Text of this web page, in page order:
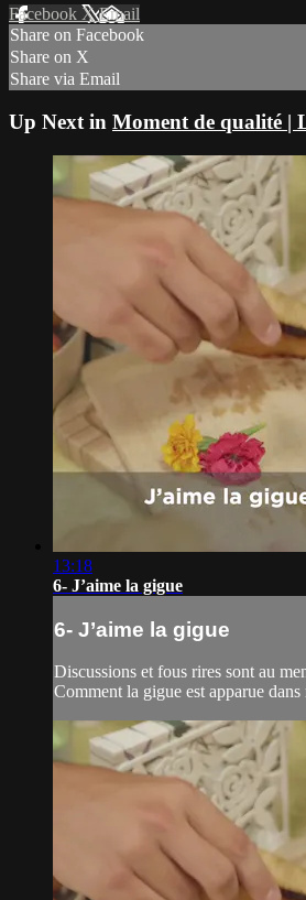
Facebook XEmail
Share on Facebook
Share on X
Share via Email
Up Next in Moment de qualité |
13:18
6- J’aime la gigue
6- J’aime la gigue
Discussions et fous rires sont au
Comment la gigue est apparue